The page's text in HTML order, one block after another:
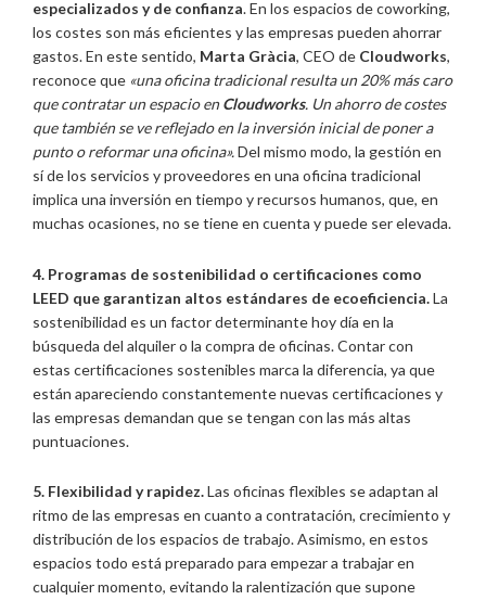
especializados y de confianza. En los espacios de coworking,
los costes son más eficientes y las empresas pueden ahorrar
gastos. En este sentido, Marta Gràcia, CEO de Cloudworks,
reconoce que «una oficina tradicional resulta un 20% más caro
que contratar un espacio enCloudworks. Un ahorro de costes
que también se ve reflejado en la inversión inicial de poner a
punto o reformar una oficina».Del mismo modo, la gestión en
sí de los servicios y proveedores en una oficina tradicional
implica una inversión en tiempo y recursos humanos, que, en
muchas ocasiones, no se tiene en cuenta y puede ser elevada.
4. Programas de sostenibilidad o certificaciones como
LEED que garantizan altos estándares de ecoeficiencia.La
sostenibilidad es un factor determinante hoy día en la
búsqueda del alquiler o la compra de oficinas. Contar con
estas certificaciones sostenibles marca la diferencia, ya que
están apareciendo constantemente nuevas certificaciones y
las empresas demandan que se tengan con las más altas
puntuaciones.
5. Flexibilidad y rapidez.Las oficinas flexibles se adaptan al
ritmo de las empresas en cuanto a contratación, crecimiento y
distribución de los espacios de trabajo. Asimismo, en estos
espacios todo está preparado para empezar a trabajar en
cualquier momento, evitando la ralentización que supone